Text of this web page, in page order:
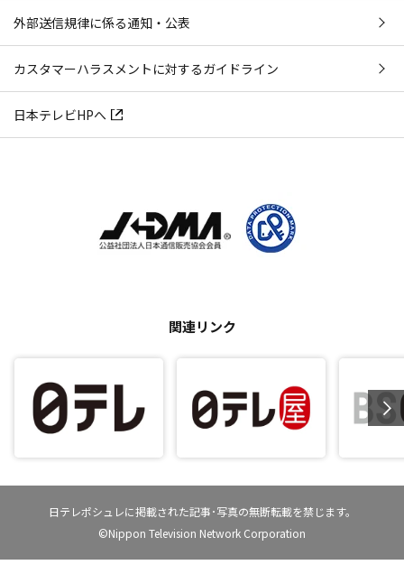
外部送信規律に係る通知・公表
カスタマーハラスメントに対するガイドライン
日本テレビHPへ
関連リンク
日テレポシュレに掲載された記事･写真の無断転載を禁じます。
©Nippon Television Network Corporation